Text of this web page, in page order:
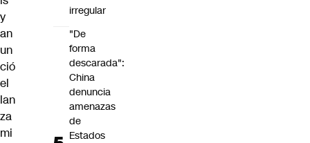
y
an
un
ció
el
lan
za
mi
irregular
"De
forma
descarada":
China
denuncia
amenazas
de
Estados